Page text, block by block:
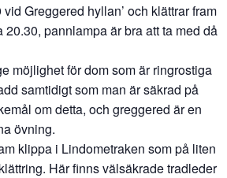
Greggered hyllan’ och klättrar fram
20.30, pannlampa är bra att ta med då
möjlighet för dom som är ringrostiga
samtidigt som man är säkrad på
om detta, och greggered är en
övning.
klippa i Lindometraken som på liten
Här finns välsäkrade tradleder